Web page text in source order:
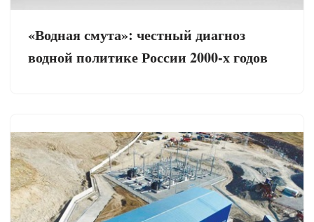
«Водная смута»: честный диагноз
водной политике России 2000-х годов